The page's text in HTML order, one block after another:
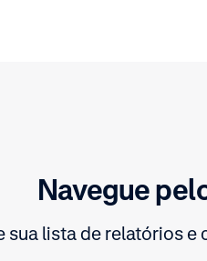
Navegue
sua lista de relatórios